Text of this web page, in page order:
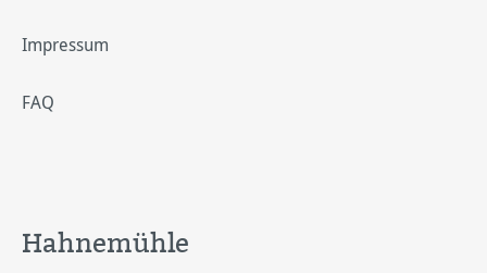
Impressum
FAQ
Hahnemühle